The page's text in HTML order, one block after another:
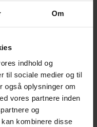
Om
indhold og
til sociale medier og til
også oplysninger om
vores partnere inden
og
kombinere disse
sig med
køl og frost.
aktiviteter, som
- fra de bestilles
og til de